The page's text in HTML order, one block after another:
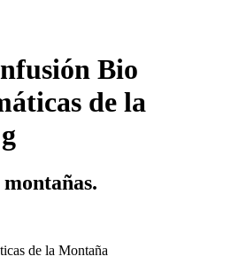
Bio
de la
de la Montaña